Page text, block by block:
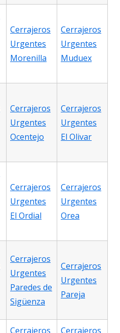
Cerrajeros
Urgentes
Morenilla
Cerrajeros
Urgentes
Muduex
Cerrajeros
Urgentes
Ocentejo
Cerrajeros
Urgentes
El Olivar
Cerrajeros
Urgentes
El Ordial
Cerrajeros
Urgentes
Orea
Cerrajeros
Urgentes
Paredes de
Sigüenza
Cerrajeros
Urgentes
Pareja
Cerrajeros Cerrajeros